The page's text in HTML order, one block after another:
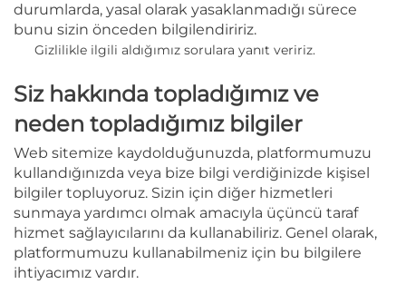
durumlarda, yasal olarak yasaklanmadığı sürece
bunu sizin önceden bilgilendiririz.
Gizlilikle ilgili aldığımız sorulara yanıt veririz.
Siz hakkında topladığımız ve
neden topladığımız bilgiler
Web sitemize kaydolduğunuzda, platformumuzu
kullandığınızda veya bize bilgi verdiğinizde kişisel
bilgiler topluyoruz. Sizin için diğer hizmetleri
sunmaya yardımcı olmak amacıyla üçüncü taraf
hizmet sağlayıcılarını da kullanabiliriz. Genel olarak,
platformumuzu kullanabilmeniz için bu bilgilere
ihtiyacımız vardır.